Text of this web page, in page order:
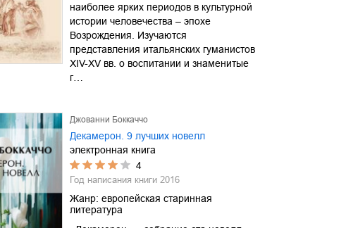
наиболее ярких периодов в культурной
истории человечества – эпохе
Возрождения. Изучаются
представления итальянских гуманистов
XIV-XV вв. о воспитании и знаменитые
г…
Джованни Боккаччо
Декамерон. 9 лучших новелл
электронная книга
4
Год написания книги 2016
Жанр: европейская старинная
литература